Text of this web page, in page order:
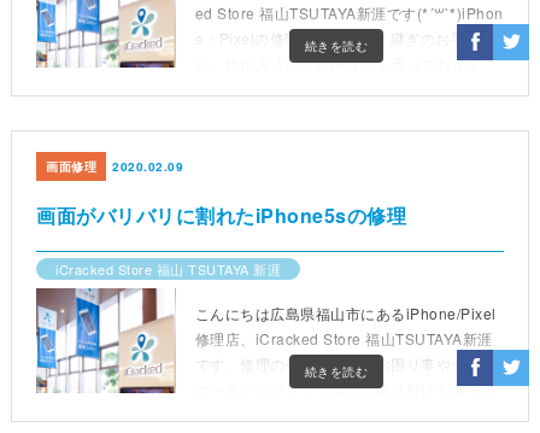
続きを読む
ed Store 福山TSUTAYA新涯です(*´꒳`*)iPhon
e・Pixelの修理やデータ引き継ぎのお手伝
い、操作方法のご案内などを承っておりま
画面がバリバリに割れたiPhone5sの修理
画面修理 2020.02.09
iCracked Store 福山 TSUTAYA 新涯
続きを読む
こんにちは広島県福山市にあるiPhone/Pixel
修理店、iCracked Store 福山TSUTAYA新涯
です。修理の他にスマホのお困り事やガラス
コーティング、フィルムの貼り付けも承って